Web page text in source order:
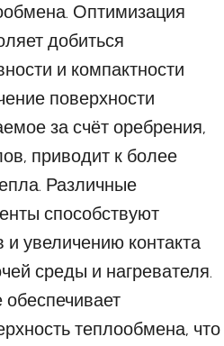
Оптимизация
добиться
и компактности
поверхности
за счёт оребрения,
приводит к более
Различные
способствуют
увеличению контакта
среды и нагревателя.
теплообмена, что